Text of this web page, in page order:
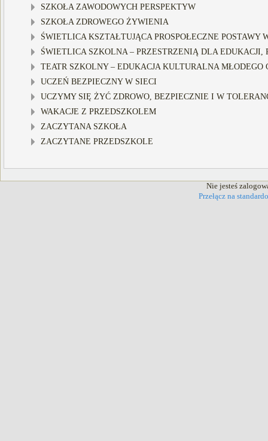
SZKOŁA ZAWODOWYCH PERSPEKTYW
SZKOŁA ZDROWEGO ŻYWIENIA
ŚWIETLICA KSZTAŁTUJĄCA PROSPOŁECZNE POSTAWY
ŚWIETLICA SZKOLNA – PRZESTRZENIĄ DLA EDUKACJI,
TEATR SZKOLNY – EDUKACJA KULTURALNA MŁODEGO
UCZEŃ BEZPIECZNY W SIECI
UCZYMY SIĘ ŻYĆ ZDROWO, BEZPIECZNIE I W
WAKACJE Z PRZEDSZKOLEM
ZACZYTANA SZKOŁA
ZACZYTANE PRZEDSZKOLE
Nie jesteś
Przełącz na